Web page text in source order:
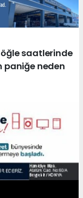
öğle saatlerinde
paniğe neden